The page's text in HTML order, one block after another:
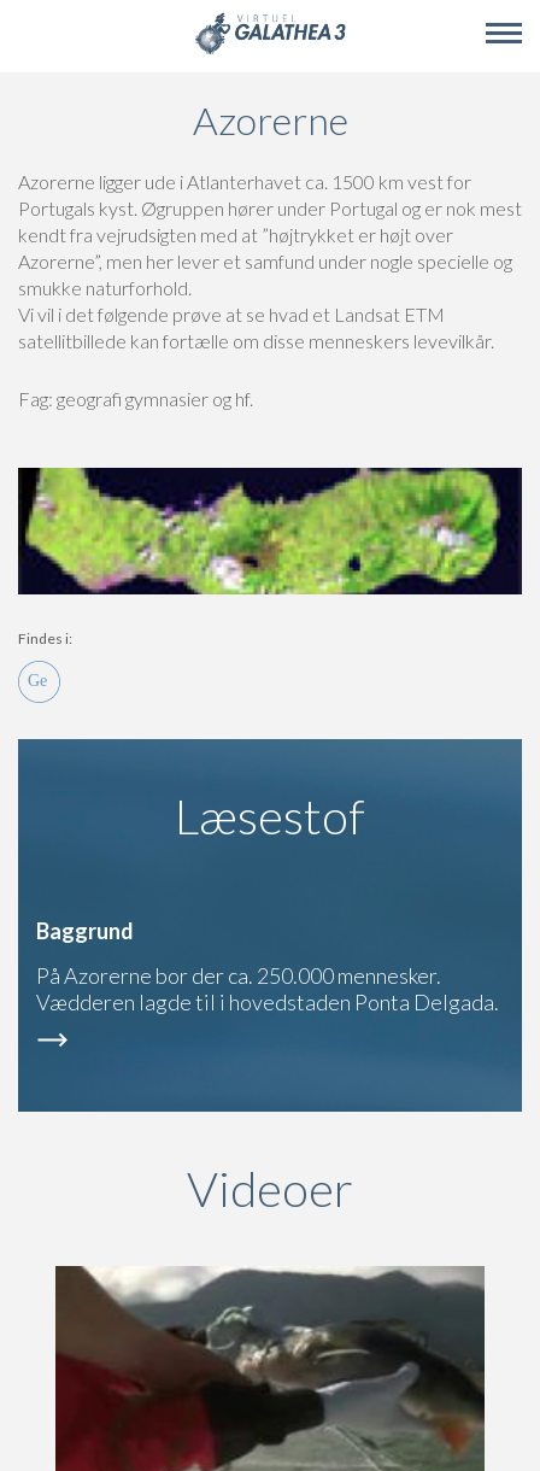
Azorerne
Azorerne ligger ude i Atlanterhavet ca. 1500 km vest for
Portugals kyst. Øgruppen hører under Portugal og er nok mest
kendt fra vejrudsigten med at ”højtrykket er højt over
Azorerne”, men her lever et samfund under nogle specielle og
smukke naturforhold.
Vi vil i det følgende prøve at se hvad et Landsat ETM
satellitbillede kan fortælle om disse menneskers levevilkår.
Fag: geografi gymnasier og hf.
Findes i:
Læsestof
Baggrund
På Azorerne bor der ca. 250.000 mennesker.
Vædderen lagde til i hovedstaden Ponta Delgada.
Videoer